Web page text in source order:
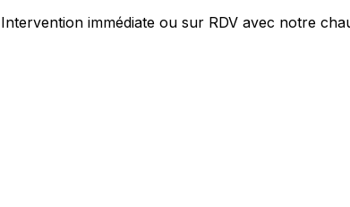
immédiate ou sur RDV avec notre